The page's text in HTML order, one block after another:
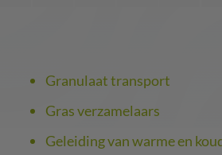
Granulaat transport
Gras verzamelaars
Geleiding van warme en